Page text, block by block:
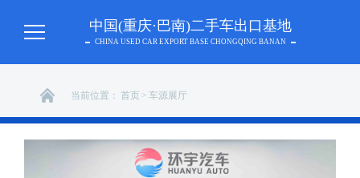
中国(重庆·巴南)二手车出口基地
CHINA USED CAR EXPORT BASE CHONGQING BANAN
当前位置： 首页 > 车源展厅